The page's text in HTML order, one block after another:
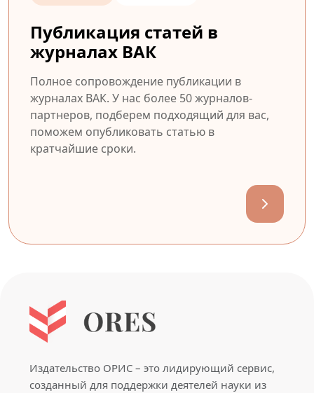
Публикация статей в
журналах ВАК
Полное сопровождение публикации в
журналах ВАК. У нас более 50 журналов-
партнеров, подберем подходящий для вас,
поможем опубликовать статью в
кратчайшие сроки.
Издательство ОРИС – это лидирующий сервис,
созданный для поддержки деятелей науки из